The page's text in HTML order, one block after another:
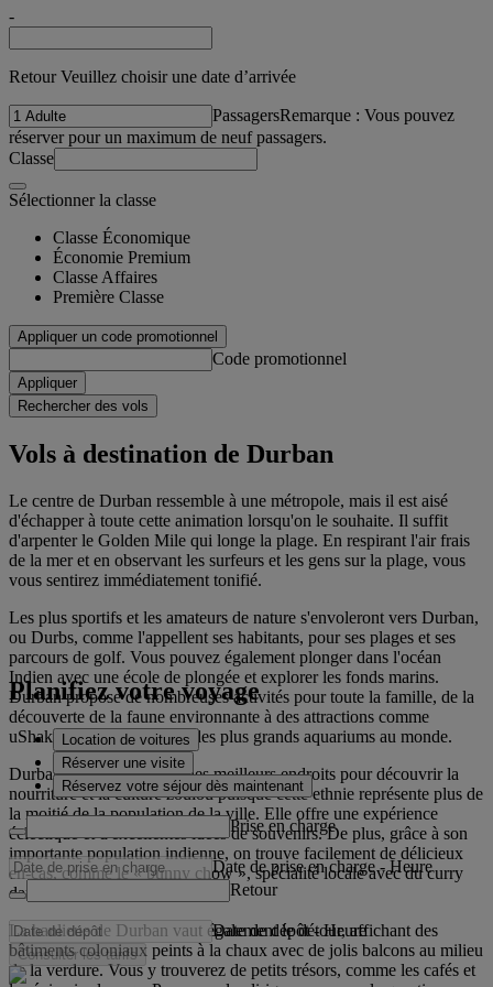
-
Retour Veuillez choisir une date d’arrivée
PassagersRemarque : Vous pouvez
réserver pour un maximum de neuf passagers.
Classe
Sélectionner la classe
Classe Économique
Économie Premium
Classe Affaires
Première Classe
Appliquer un code promotionnel
Code promotionnel
Appliquer
Rechercher des vols
Vols à destination de Durban
Le centre de Durban ressemble à une métropole, mais il est aisé
d'échapper à toute cette animation lorsqu'on le souhaite. Il suffit
d'arpenter le Golden Mile qui longe la plage. En respirant l'air frais
de la mer et en observant les surfeurs et les gens sur la plage, vous
vous sentirez immédiatement tonifié.
Les plus sportifs et les amateurs de nature s'envoleront vers Durban,
ou Durbs, comme l'appellent ses habitants, pour ses plages et ses
parcours de golf. Vous pouvez également plonger dans l'océan
Indien avec une école de plongée et explorer les fonds marins.
Durban propose de nombreuses activités pour toute la famille, de la
découverte de la faune environnante à des attractions comme
uShaka Marine World, un des plus grands aquariums au monde.
Durban est également un des meilleurs endroits pour découvrir la
nourriture et la culture zoulou puisque cette ethnie représente plus de
la moitié de la population de la ville. Elle offre une expérience
éclectique et d'excellentes idées de souvenirs. De plus, grâce à son
importante population indienne, on trouve facilement de délicieux
en-cas, comme le « bunny chow », spécialité locale avec du curry
dans du pain.
La banlieue de Durban vaut également le détour, affichant des
bâtiments coloniaux peints à la chaux avec de jolis balcons au milieu
de la verdure. Vous y trouverez de petits trésors, comme les cafés et
Planifiez votre voyage
Location de voitures
Réserver une visite
Réservez votre séjour dès maintenant
Prise en charge
Date de prise en charge - Heure
Retour
Date de dépôt - Heure
Consulter les tarifs